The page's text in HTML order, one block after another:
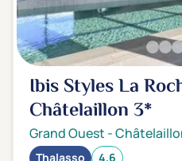
Ibis Styles La
Châtelaillon 3*
Grand Ouest -
Thalasso 4.6